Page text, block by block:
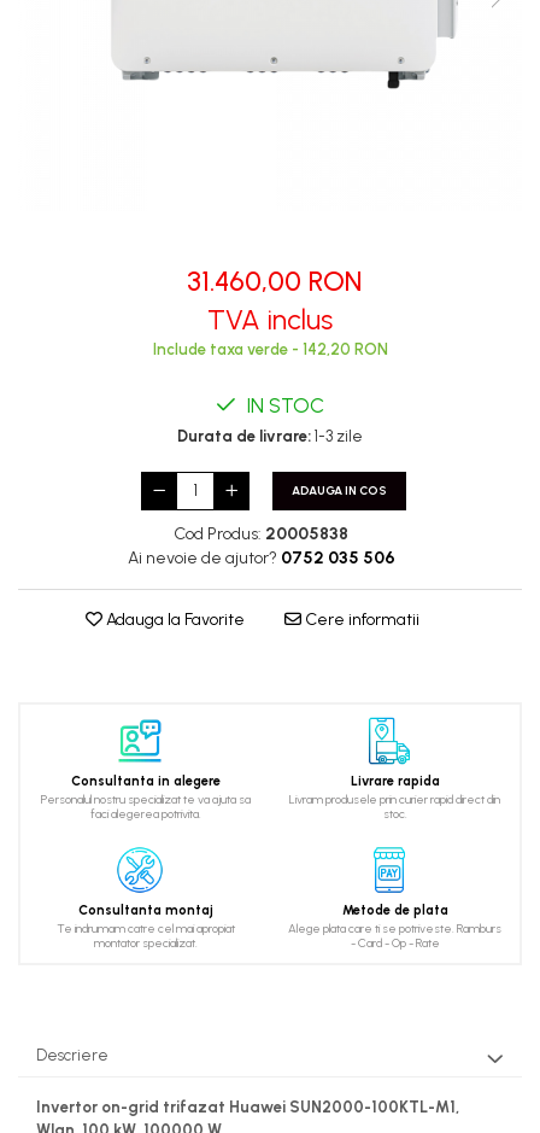
31.460,00 RON
TVA inclus
Include taxa verde - 142,20 RON
IN STOC
Durata de livrare: 1-3 zile
ADAUGA IN COS
Cod Produs: 20005838
Ai nevoie de ajutor? 0752 035 506
Adauga la Favorite Cere informatii
Consultanta in alegere
Personalul nostru specializat te va ajuta sa
faci alegerea potrivita.
Livrare rapida
Livram produsele prin curier rapid direct din
stoc.
Consultanta montaj
Te indrumam catre cel mai apropiat
montator specializat.
Metode de plata
Alege plata care ti se potriveste. Ramburs
- Card - Op - Rate
Descriere
Invertor on-grid trifazat Huawei SUN2000-100KTL-M1,